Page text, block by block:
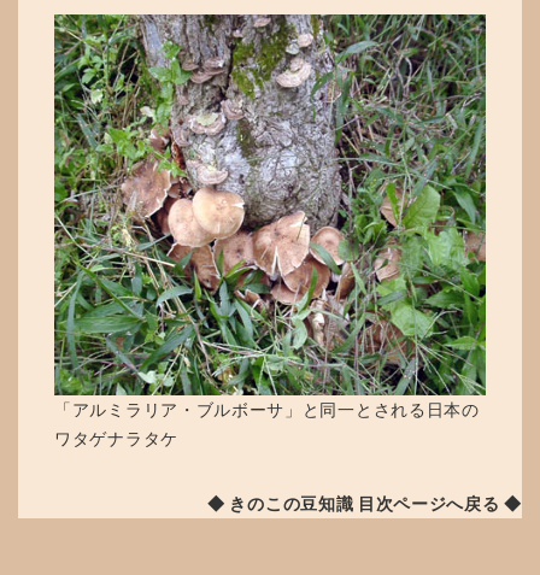
「アルミラリア・ブルボーサ」と同一とされる日本の
ワタゲナラタケ
◆ きのこの豆知識 目次ページへ戻る ◆